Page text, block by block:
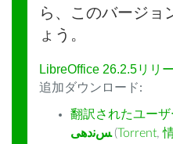
ら、このバージョ
ょう。
LibreOffice 26.2.5リリ
追加ダウンロード:
翻訳されたユー
ﺲﻧﺩھی (Torrent,